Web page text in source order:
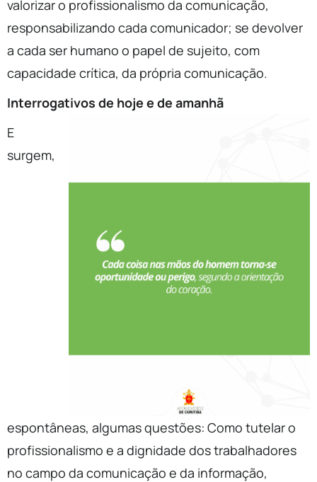
valorizar o profissionalismo da comunicação,
responsabilizando cada comunicador; se devolver
a cada ser humano o papel de sujeito, com
capacidade crítica, da própria comunicação.
Interrogativos de hoje e de amanhã
E
surgem,
espontâneas, algumas questões: Como tutelar o
profissionalismo e a dignidade dos trabalhadores
no campo da comunicação e da informação,